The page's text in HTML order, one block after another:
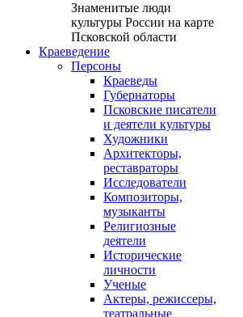
Знаменитые люди
культуры России на карте
Псковской области
Краеведение
Персоны
Краеведы
Губернаторы
Псковские писатели
и деятели культуры
Художники
Архитекторы,
реставраторы
Исследователи
Композиторы,
музыканты
Религиозные
деятели
Исторические
личности
Ученые
Актеры, режиссеры,
театральные